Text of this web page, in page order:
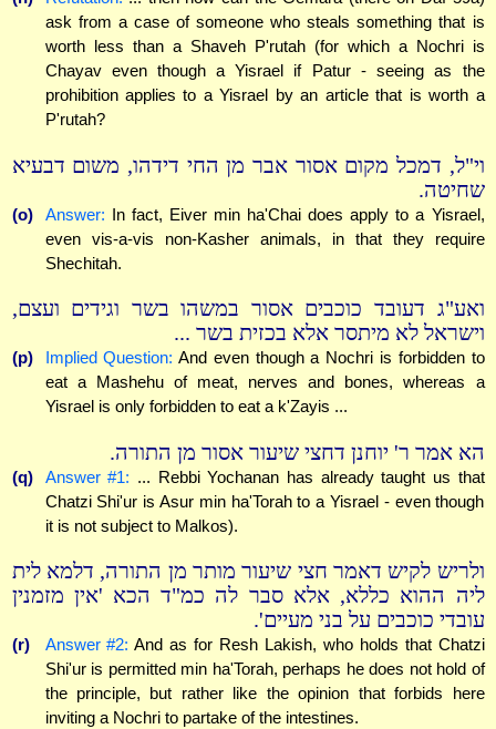
ask from a case of someone who steals something that is
worth less than a Shaveh P'rutah (for which a Nochri is
Chayav even though a Yisrael if Patur - seeing as the
prohibition applies to a Yisrael by an article that is worth a
P'rutah?
וי"ל, דמכל מקום אסור אבר מן החי דידהו, משום דבעיא
שחיטה.
(o) Answer: In fact, Eiver min ha'Chai does apply to a Yisrael,
even vis-a-vis non-Kasher animals, in that they require
Shechitah.
ואע"ג דעובד כוכבים אסור במשהו בשר וגידים ועצם,
וישראל לא מיתסר אלא בכזית בשר ...
(p) Implied Question: And even though a Nochri is forbidden to
eat a Mashehu of meat, nerves and bones, whereas a
Yisrael is only forbidden to eat a k'Zayis ...
הא אמר ר' יוחנן דחצי שיעור אסור מן התורה.
(q) Answer #1: ... Rebbi Yochanan has already taught us that
Chatzi Shi'ur is Asur min ha'Torah to a Yisrael - even though
it is not subject to Malkos).
ולריש לקיש דאמר חצי שיעור מותר מן התורה, דלמא לית
ליה ההוא כללא, אלא סבר לה כמ"ד הכא 'אין מזמנין
עובדי כוכבים על בני מעיים'.
(r) Answer #2: And as for Resh Lakish, who holds that Chatzi
Shi'ur is permitted min ha'Torah, perhaps he does not hold of
the principle, but rather like the opinion that forbids here
inviting a Nochri to partake of the intestines.